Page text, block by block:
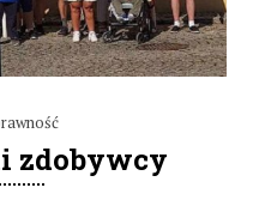
zdobywcy